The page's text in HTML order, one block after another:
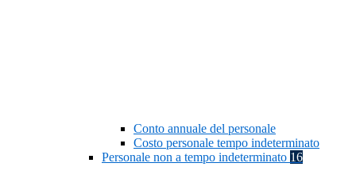
Conto annuale del personale
Costo personale tempo indeterminato
Personale non a tempo indeterminato 16